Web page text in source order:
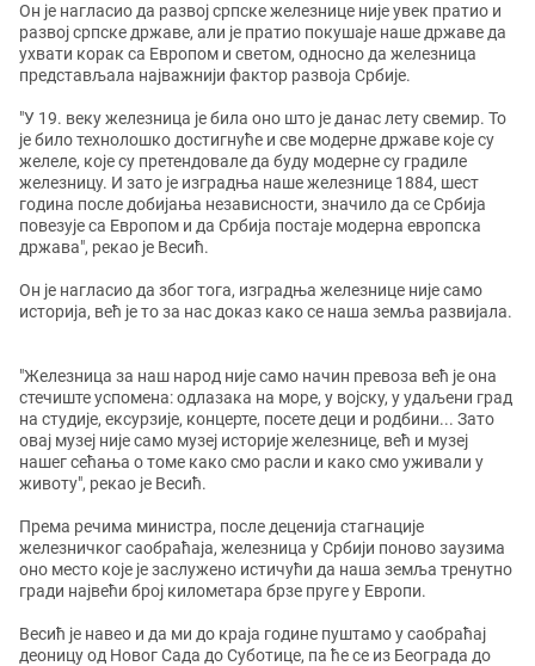
Он је нагласио да развој српске железнице није увек пратио и
развој српске државе, али је пратио покушаје наше државе да
ухвати корак са Европом и светом, односно да железница
представљала најважнији фактор развоја Србије.
"У 19. веку железница је била оно што је данас лету свемир. То
је било технолошко достигнуће и све модерне државе које су
желеле, које су претендовале да буду модерне су градиле
железницу. И зато је изградња наше железнице 1884, шест
година после добијања независности, значило да се Србија
повезује са Европом и да Србија постаје модерна европска
држава", рекао је Весић.
Он је нагласио да због тога, изградња железнице није само
историја, већ је то за нас доказ како се наша земља развијала.
"Железница за наш народ није само начин превоза већ је она
стечиште успомена: одлазака на море, у војску, у удаљени град
на студије, ексурзије, концерте, посете деци и родбини... Зато
овај музеј није само музеј историје железнице, већ и музеј
нашег сећања о томе како смо расли и како смо уживали у
животу", рекао је Весић.
Према речима министра, после деценија стагнације
железничког саобраћаја, железница у Србији поново заузима
оно место које је заслужено истичући да наша земља тренутно
гради највећи број километара брзе пруге у Европи.
Весић је навео и да ми до краја године пуштамо у саобраћај
деоницу од Новог Сада до Суботице, па ће се из Београда до